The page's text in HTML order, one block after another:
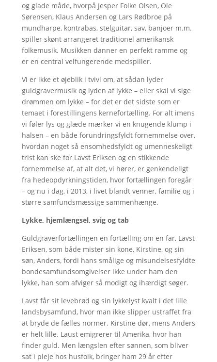
og glade måde, hvorpå Jesper Folke Olsen, Ole
Sørensen, Klaus Andersen og Lars Rødbroe på
mundharpe, kontrabas, stelguitar, sav, banjoer m.m.
spiller skønt arrangeret traditionel amerikansk
folkemusik. Musikken danner en perfekt ramme og
er en central velfungerende medspiller.
Vi er ikke et øjeblik i tvivl om, at sådan lyder
guldgravermusik og lyden af lykke – eller skal vi sige
drømmen om lykke – for det er det sidste som er
temaet i forestillingens kernefortælling. For alt imens
vi føler lys og glæde mærker vi en knugende klump i
halsen – en både forundringsfyldt fornemmelse over,
hvordan noget så ensomhedsfyldt og umenneskeligt
trist kan ske for Lavst Eriksen og en stikkende
fornemmelse af, at alt det, vi hører, er genkendeligt
fra hedeopdyrkningstiden, hvor fortællingen foregår
– og nu i dag, i 2013, i livet blandt venner, familie og i
større samfundsmæssige sammenhænge.
Lykke, hjemlængsel, svig og tab
Guldgraverfortællingen en fortælling om en far, Lavst
Eriksen, som både mister sin kone, Kirstine, og sin
søn, Anders, fordi hans smålige og misundelsesfyldte
bondesamfundsomgivelser ikke under ham den
lykke, han som afviger så modigt og ihærdigt søger.
Lavst får sit levebrød og sin lykkelyst kvalt i det lille
landsbysamfund, hvor man ikke slipper ustraffet fra
at bryde de fælles normer. Kirstine dør, mens Anders
er helt lille. Laust emigrerer til Amerika, hvor han
finder guld. Men længslen efter sønnen, som bliver
sat i pleje hos husfolk, bringer ham 29 år efter